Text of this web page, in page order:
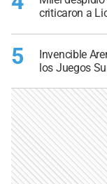
criticaron a
5
Invencible
los Juegos